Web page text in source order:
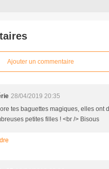
Ajouter un commentaire
28/04/2019 20:35
tes baguettes magiques, elles ont
petites filles ! <br /> Bisous